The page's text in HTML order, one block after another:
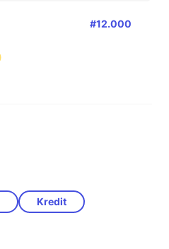
#12.000
Kredit